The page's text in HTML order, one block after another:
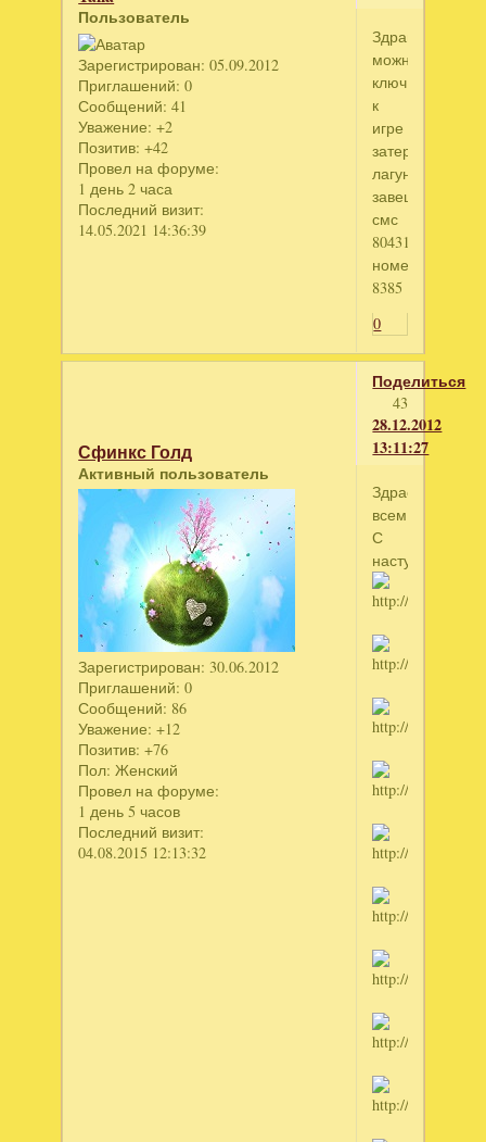
Пользователь
Зарегистрирован: 05.09.2012
Приглашений: 0
Сообщений: 41
Уважение: +2
Позитив: +42
Провел на форуме:
1 день 2 часа
Последний визит:
14.05.2021 14:36:39
Здравствуйте.
можно
ключ
к
игре
затерянная
лагуна.
завещание
смс
804312454
номер
8385
0
Поделиться
43
28.12.2012
13:11:27
Сфинкс Голд
Активный пользователь
Зарегистрирован: 30.06.2012
Приглашений: 0
Сообщений: 86
Уважение: +12
Позитив: +76
Пол: Женский
Провел на форуме:
1 день 5 часов
Последний визит:
04.08.2015 12:13:32
Здрасте
всем!!!!
С